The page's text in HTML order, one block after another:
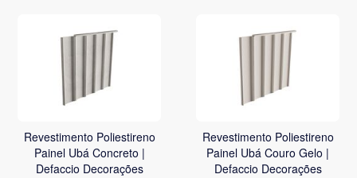
Revestimento Poliestireno
Painel Ubá Concreto |
Defaccio Decorações
Revestimento Poliestireno
Painel Ubá Couro Gelo |
Defaccio Decorações